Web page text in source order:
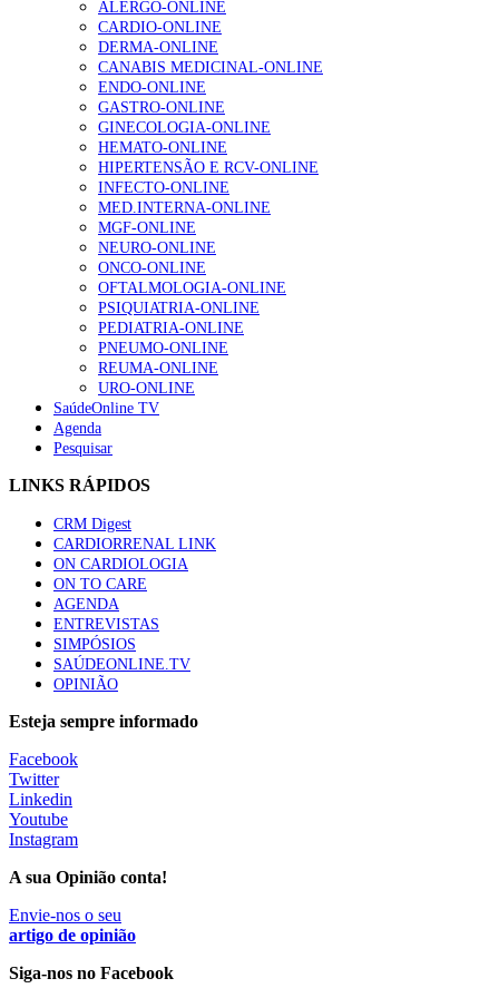
Enfermagem Forense. “Da urgência ao tribunal, cada
gesto conta e cada profissional faz a diferença”
203 visualizações
1.º Episódio do Podcast “Frequência Cardio – Sintoniza-
te na Insuficiência Cardíaca” da Bayer
169 visualizações
Alguns milhares de utentes podem ficar sem médico de
família com nova regras do registo, alerta associação
132 visualizações
“Os programas de rastreio do cancro do pulmão são
custo-efetivos e representam um investimento
sustentável para os sistemas de saúde”
Quase quatro em cada dez doentes com enfarte
apresentavam níveis elevados de Lp(a), revela estudo
87 visualizações
Trodelvy aprovado para primeira linha no cancro da
mama triplo negativo metastático em doentes não
61 visualizações
MAIS NOTÍCIAS
Quase 11.900 jovens recorreram aos cheques psicólogo e
nutricionista no primeiro mês
ULS de Coimbra estreia cirurgia endoscópica do ouvido com
apoio robótico em Portugal
ALERGO-ONLINE
CARDIO-ONLINE
DERMA-ONLINE
CANABIS MEDICINAL-ONLINE
ENDO-ONLINE
GASTRO-ONLINE
GINECOLOGIA-ONLINE
HEMATO-ONLINE
HIPERTENSÃO E RCV-ONLINE
INFECTO-ONLINE
MED.INTERNA-ONLINE
MGF-ONLINE
NEURO-ONLINE
ONCO-ONLINE
OFTALMOLOGIA-ONLINE
PSIQUIATRIA-ONLINE
PEDIATRIA-ONLINE
PNEUMO-ONLINE
REUMA-ONLINE
URO-ONLINE
SaúdeOnline TV
Agenda
Pesquisar
LINKS RÁPIDOS
CRM Digest
CARDIORRENAL LINK
ON CARDIOLOGIA
ON TO CARE
AGENDA
ENTREVISTAS
SIMPÓSIOS
SAÚDEONLINE.TV
OPINIÃO
Esteja sempre informado
Facebook
Twitter
Linkedin
Youtube
Instagram
A sua Opinião conta!
Envie-nos o seu
artigo de opinião
Siga-nos no Facebook